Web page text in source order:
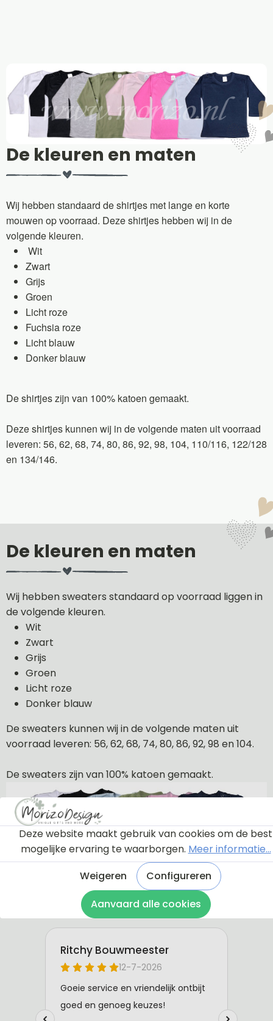
De kleuren en maten
Wij hebben standaard de shirtjes met lange en korte
mouwen op voorraad. Deze shirtjes hebben wij in de
volgende kleuren.
Wit
Zwart
Grijs
Groen
Licht roze
Fuchsia roze
Licht blauw
Donker blauw
De shirtjes zijn van 100% katoen gemaakt.
Deze shirtjes kunnen wij in de volgende maten uit voorraad
leveren: 56, 62, 68, 74, 80, 86, 92, 98, 104, 110/116, 122/128
en 134/146.
De kleuren en maten
Wij hebben sweaters standaard op voorraad liggen in
de volgende kleuren.
Wit
Zwart
Grijs
Groen
Licht roze
Donker blauw
De sweaters kunnen wij in de volgende maten uit
voorraad leveren: 56, 62, 68, 74, 80, 86, 92, 98 en 104.
De sweaters zijn van 100% katoen gemaakt.
Deze website maakt gebruik van cookies om de best
mogelijke ervaring te waarborgen. Meer informatie...
Weigeren
Configureren
Aanvaard alle cookies